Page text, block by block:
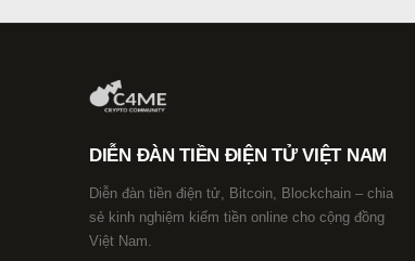
DIỄN ĐÀN TIỀN ĐIỆN TỬ VIỆT NAM
Diễn đàn tiền điện tử, Bitcoin, Blockchain – chia
sẻ kinh nghiệm kiếm tiền online cho cộng đồng
Việt Nam.